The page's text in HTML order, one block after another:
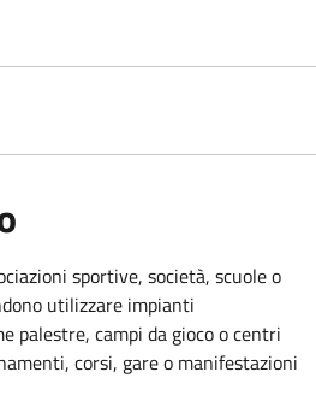
sportive, società, scuole o
utilizzare impianti
palestre, campi da gioco o centri
corsi, gare o manifestazioni